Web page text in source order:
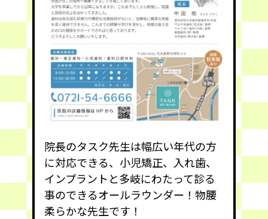
院長のタスク先生は幅広い年代の方
に対応できる、小児矯正、入れ歯、
インプラントと多岐にわたって診る
事のできるオールラウンダー！物腰
柔らかな先生です！